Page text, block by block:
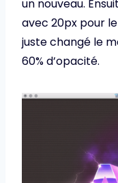
un nouveau.
avec 20px pour
juste changé le
60% d’opacité.